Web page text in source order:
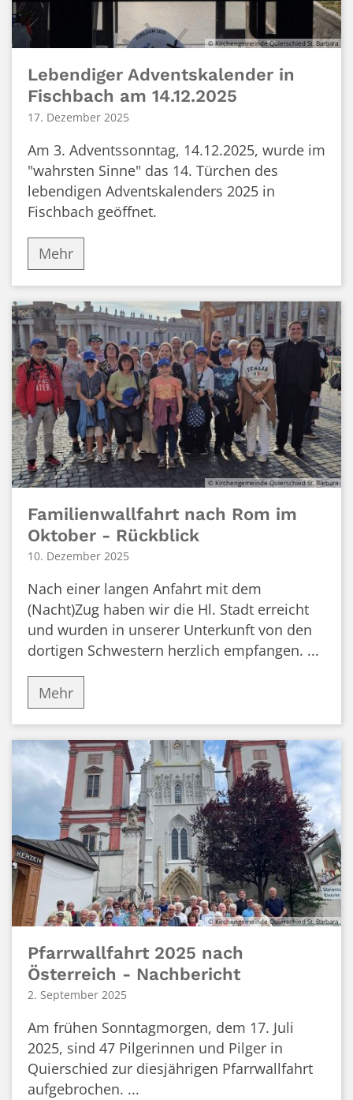
© Kirchengemeinde Quierschied St. Barbara
Lebendiger Adventskalender in
Fischbach am 14.12.2025
17. Dezember 2025
Am 3. Adventssonntag, 14.12.2025, wurde im
"wahrsten Sinne" das 14. Türchen des
lebendigen Adventskalenders 2025 in
Fischbach geöffnet.
Mehr
© Kirchengemeinde Quierschied St. Barbara
Familienwallfahrt nach Rom im
Oktober - Rückblick
10. Dezember 2025
Nach einer langen Anfahrt mit dem
(Nacht)Zug haben wir die Hl. Stadt erreicht
und wurden in unserer Unterkunft von den
dortigen Schwestern herzlich empfangen. ...
Mehr
© Kirchengemeinde Quierschied St. Barbara
Pfarrwallfahrt 2025 nach
Österreich - Nachbericht
2. September 2025
Am frühen Sonntagmorgen, dem 17. Juli
2025, sind 47 Pilgerinnen und Pilger in
Quierschied zur diesjährigen Pfarrwallfahrt
aufgebrochen. ...